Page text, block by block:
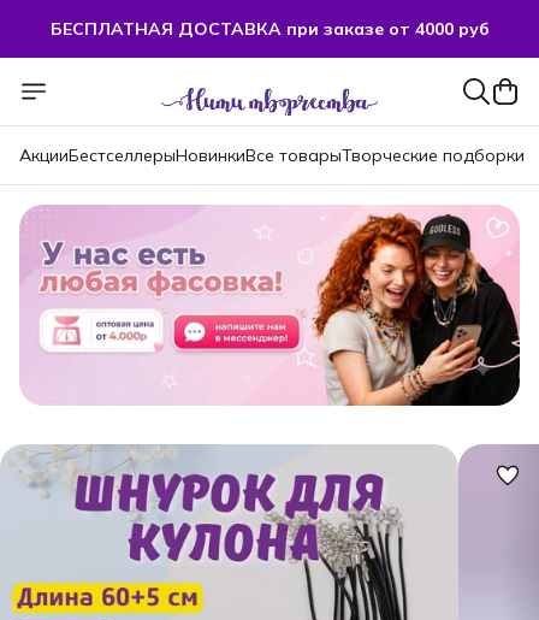
БЕСПЛАТНАЯ ДОСТАВКА при заказе от 4000 руб
БЕСПЛАТНАЯ ДОСТАВКА при заказе от 4000 руб
АкцииБестселлерыНовинкиВсе товарыТворческие подборки